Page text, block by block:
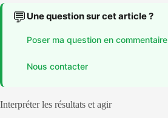
💬 Une question sur cet article ?
Poser ma question en commentaire
Nous contacter
Interpréter les résultats et agir